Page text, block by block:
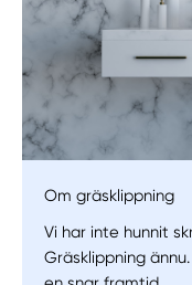
Manuellt
Välj
Om gräsklippning
Vi har inte hunnit
Gräsklippning